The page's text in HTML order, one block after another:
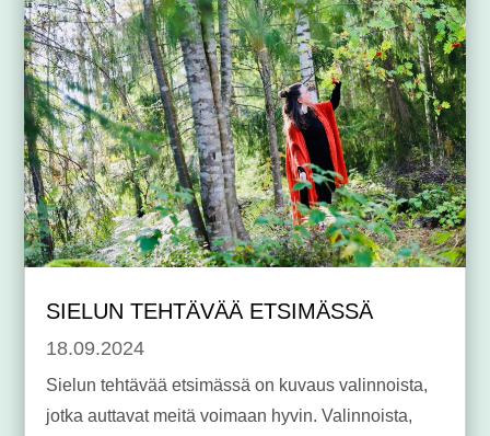
SIELUN TEHTÄVÄÄ ETSIMÄSSÄ
18.09.2024
Sielun tehtävää etsimässä on kuvaus valinnoista,
jotka auttavat meitä voimaan hyvin. Valinnoista,